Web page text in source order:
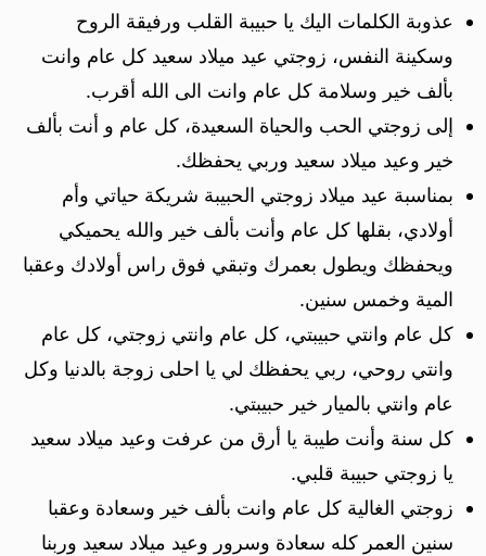
عذوبة الكلمات اليك يا حبيبة القلب ورفيقة الروح
وسكينة النفس، زوجتي عيد ميلاد سعيد كل عام وانت
بألف خير وسلامة كل عام وانت الى الله أقرب.
إلى زوجتي الحب والحياة السعيدة، كل عام و أنت بألف
خير وعيد ميلاد سعيد وربي يحفظك.
بمناسبة عيد ميلاد زوجتي الحبيبة شريكة حياتي وأم
أولادي، بقلها كل عام وأنت بألف خير والله يحميكي
ويحفظك ويطول بعمرك وتبقي فوق راس أولادك وعقبا
المية وخمس سنين.
كل عام وانتي حبيبتي، كل عام وانتي زوجتي، كل عام
وانتي روحي، ربي يحفظك لي يا احلى زوجة بالدنيا وكل
عام وانتي بالميار خير حبيبتي.
كل سنة وأنت طيبة يا أرق من عرفت وعيد ميلاد سعيد
يا زوجتي حبيبة قلبي.
زوجتي الغالية كل عام وانت بألف خير وسعادة وعقبا
سنين العمر كله سعادة وسرور وعيد ميلاد سعيد وربنا